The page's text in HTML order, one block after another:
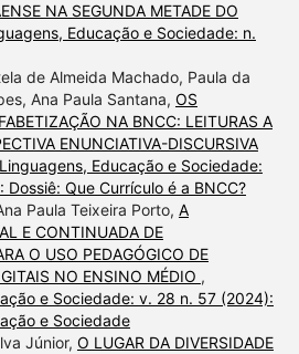
NA SEGUNDA METADE DO
Educação e Sociedade: n.
de Almeida Machado, Paula da
Ana Paula Santana, OS
NA BNCC: LEITURAS A
ENUNCIATIVA-DISCURSIVA
Linguagens, Educação e Sociedade:
Que Currículo é a BNCC?
Paula Teixeira Porto, A
E CONTINUADA DE
O USO PEDAGÓGICO DE
NO ENSINO MÉDIO ,
e Sociedade: v. 28 n. 57 (2024):
e Sociedade
Júnior, O LUGAR DA DIVERSIDADE